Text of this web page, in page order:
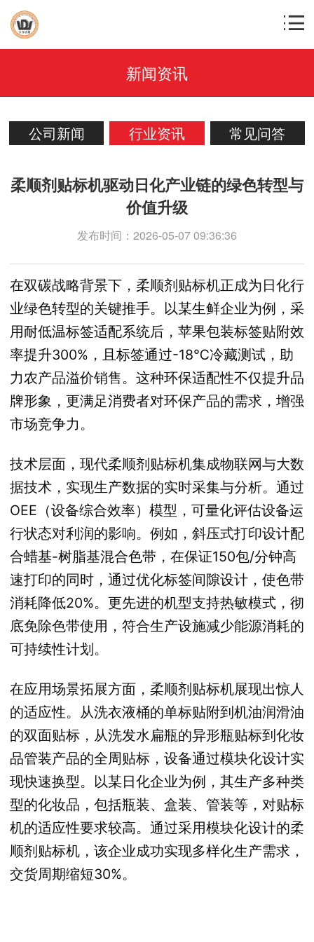
新闻资讯
公司新闻 行业资讯 常见问答
柔顺剂贴标机驱动日化产业链的绿色转型与
价值升级
发布时间：2026-05-07 09:36:36
在双碳战略背景下，柔顺剂贴标机正成为日化行
业绿色转型的关键推手。以某生鲜企业为例，采
用耐低温标签适配系统后，苹果包装标签贴附效
率提升300%，且标签通过-18℃冷藏测试，助
力农产品溢价销售。这种环保适配性不仅提升品
牌形象，更满足消费者对环保产品的需求，增强
市场竞争力。
技术层面，现代柔顺剂贴标机集成物联网与大数
据技术，实现生产数据的实时采集与分析。通过
OEE（设备综合效率）模型，可量化评估设备运
行状态对利润的影响。例如，斜压式打印设计配
合蜡基-树脂基混合色带，在保证150包/分钟高
速打印的同时，通过优化标签间隙设计，使色带
消耗降低20%。更先进的机型支持热敏模式，彻
底免除色带使用，符合生产设施减少能源消耗的
可持续性计划。
在应用场景拓展方面，柔顺剂贴标机展现出惊人
的适应性。从洗衣液桶的单标贴附到机油润滑油
的双面贴标，从洗发水扁瓶的异形瓶贴标到化妆
品管装产品的全周贴标，设备通过模块化设计实
现快速换型。以某日化企业为例，其生产多种类
型的化妆品，包括瓶装、盒装、管装等，对贴标
机的适应性要求较高。通过采用模块化设计的柔
顺剂贴标机，该企业成功实现多样化生产需求，
交货周期缩短30%。